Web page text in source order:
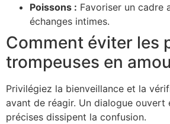
Poissons : Favoriser un cadre
échanges intimes.
Comment éviter les
trompeuses en
Privilégiez la bienveillance et la
avant de réagir. Un dialogue ouvert
précises dissipent la confusion.